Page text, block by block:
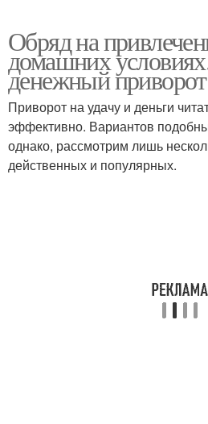
Слова для привлечения
Обряд на
домашних
денежный приворот
Приворот на удачу и деньги
эффективно. Вариантов
однако, рассмотрим лишь
действенных и популярных.